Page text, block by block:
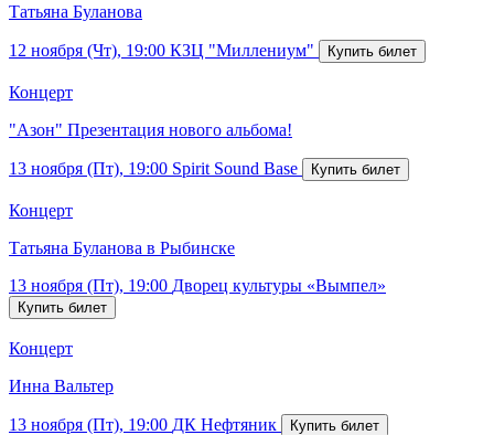
Татьяна Буланова
12 ноября (Чт), 19:00 КЗЦ "Миллениум"
Концерт
"Азон" Презентация нового альбома!
13 ноября (Пт), 19:00 Spirit Sound Base
Концерт
Татьяна Буланова в Рыбинске
13 ноября (Пт), 19:00 Дворец культуры «Вымпел»
Концерт
Инна Вальтер
13 ноября (Пт), 19:00 ДК Нефтяник